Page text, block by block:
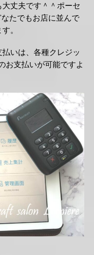
丈夫です＾＾ポーセ
たでもお店に並んで
。
いは、各種クレジッ
お支払いが可能ですよ